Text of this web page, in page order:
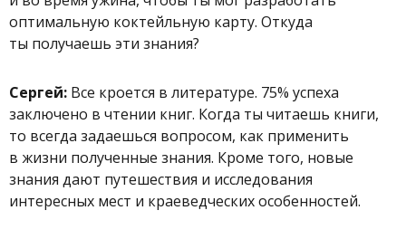
оптимальную коктейльную карту. Откуда
ты получаешь эти знания?
Сергей: Все кроется в литературе. 75% успеха
заключено в чтении книг. Когда ты читаешь книги,
то всегда задаешься вопросом, как применить
в жизни полученные знания. Кроме того, новые
знания дают путешествия и исследования
интересных мест и краеведческих особенностей.